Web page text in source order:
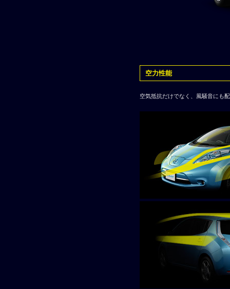
空力性能
空気抵抗だけでなく、風騒音にも